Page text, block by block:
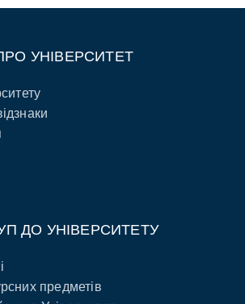
УНІВЕРСИТЕТ
ДО УНІВЕРСИТЕТУ
предметів